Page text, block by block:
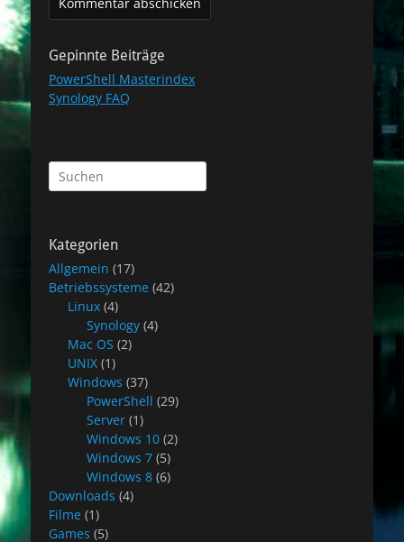
Gepinnte Beiträge
PowerShell Masterindex
Synology FAQ
Suchen
nach:
Kategorien
Allgemein (17)
Betriebssysteme (42)
Linux (4)
Synology (4)
Mac OS (2)
UNIX (1)
Windows (37)
PowerShell (29)
Server (1)
Windows 10 (2)
Windows 7 (5)
Windows 8 (6)
Downloads (4)
Filme (1)
Games (5)